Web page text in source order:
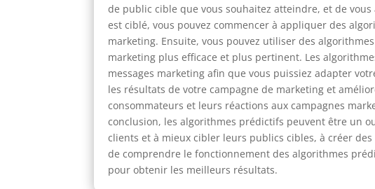
de public cible que vous souhaitez atteindre, et de
est ciblé, vous pouvez commencer à appliquer des
marketing. Ensuite, vous pouvez utiliser des
marketing plus efficace et plus pertinent. Les
messages marketing afin que vous puissiez adapter
les résultats de votre campagne de marketing et
consommateurs et leurs réactions aux campagnes
conclusion, les algorithmes prédictifs peuvent être un
clients et à mieux cibler leurs publics cibles, à créer
de comprendre le fonctionnement des algorithmes
pour obtenir les meilleurs résultats.